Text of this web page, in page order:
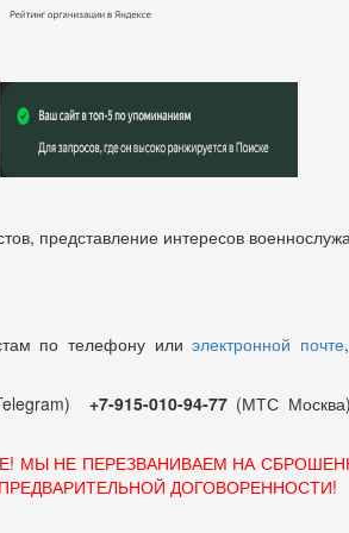
представление интересов
по телефону илиэлектронной почте
+7-915-010-94-77 (МТС
МЫ НЕ ПЕРЕЗВАНИВАЕМ НА
ДОГОВОРЕННОСТИ!